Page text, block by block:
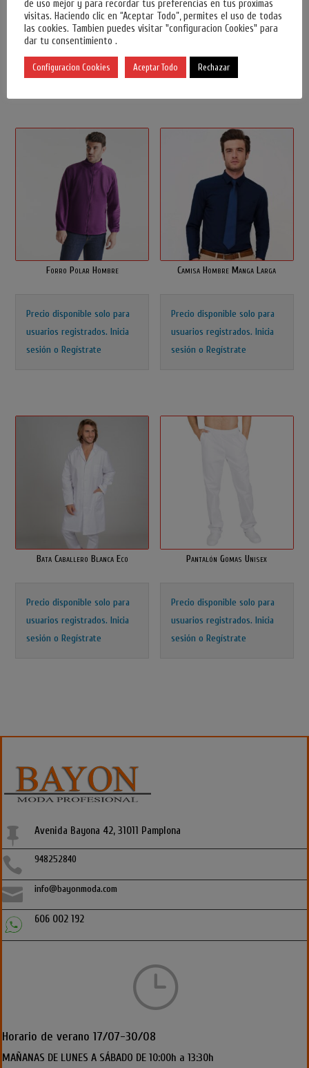
Precio disponible solo para
usuarios registrados.Inicia
sesión o Regístrate
Precio disponible solo para
sesión o Regístrate
Forro Polar Hombre
Precio disponible solo para
usuarios registrados.Inicia
sesión o Regístrate
Camisa Hombre Manga Larga
Precio disponible solo para
usuarios registrados.Inicia
sesión o Regístrate
Bata Caballero Blanca Eco
Precio disponible solo para
usuarios registrados.Inicia
sesión o Regístrate
Pantalón Gomas Unisex
Precio disponible solo para
usuarios registrados.Inicia
sesión o Regístrate
 Avenida Bayona 42, 31011 Pamplona
 948252840
 info@bayonmoda.com
606 002 192
}
Horario de verano 17/07-30/08
MAÑANAS DE LUNES A SÁBADO DE 10:00h a 13:30h
de uso mejor y para recordar tus preferencias en tus proximas
visitas. Haciendo clic en “Aceptar Todo”, permites el uso de todas
las cookies. Tambien puedes visitar "configuracion Cookies" para
dar tu consentimiento .
Configuracion Cookies Aceptar Todo Rechazar